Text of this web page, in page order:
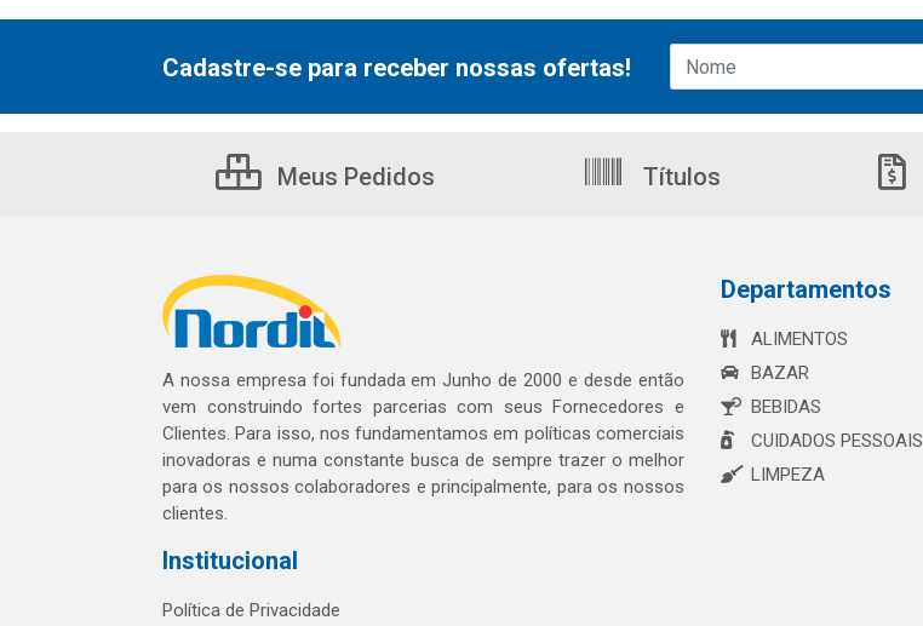
Cadastre-se para receber nossas ofertas!
Meus Pedidos Títulos
A nossa empresa foi fundada em Junho de 2000 e desde então
vem construindo fortes parcerias com seus Fornecedores e
Clientes. Para isso, nos fundamentamos em políticas comerciais
inovadoras e numa constante busca de sempre trazer o melhor
para os nossos colaboradores e principalmente, para os nossos
clientes.
Institucional
Política de Privacidade
Departamentos
ALIMENTOS
BAZAR
BEBIDAS
CUIDADOS PESSOAIS
LIMPEZA